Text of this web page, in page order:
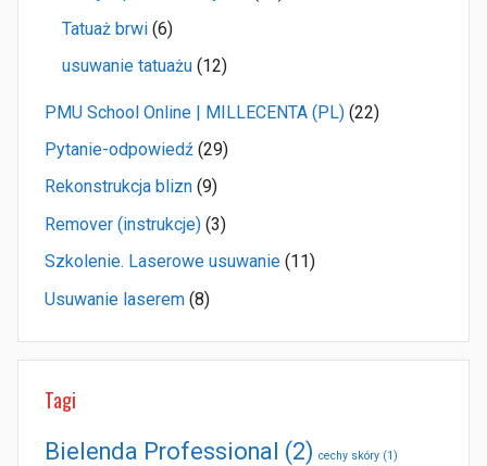
Tatuaż brwi (6)
usuwanie tatuażu (12)
PMU School Online | MILLECENTA (PL) (22)
Pytanie-odpowiedź (29)
Rekonstrukcja blizn (9)
Remover (instrukcje) (3)
Szkolenie. Laserowe usuwanie (11)
Usuwanie laserem (8)
Tagi
Bielenda Professional (2) cechy skóry (1)